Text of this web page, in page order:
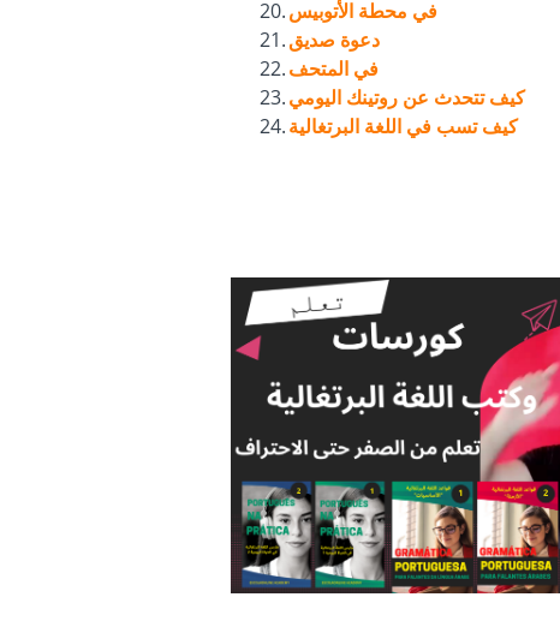
في محطة الأتوبيس
دعوة صديق
في المتحف
كيف تتحدث عن روتينك اليومي
كيف تسب في اللغة البرتغالية